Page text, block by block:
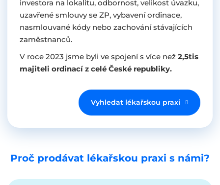
investora na lokalitu, odbornost, velikost úvazku,
uzavřené smlouvy se ZP, vybavení ordinace,
nasmlouvané kódy nebo zachování stávajících
zaměstnanců.
V roce 2023 jsme byli ve spojení s více než 2,5tis
majiteli ordinací z celé České republiky.
Vyhledat lékařskou praxi
Proč prodávat lékařskou praxi s námi?